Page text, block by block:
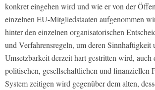
konkret eingehen wird und wie er von der
einzelnen EU-Mitgliedstaaten aufgenommen
hinter den einzelnen organisatorischen
und Verfahrensregeln, um deren Sinnhaftigkeit
Umsetzbarkeit derzeit hart gestritten wird, auch
politischen, gesellschaftlichen und finanziellen
System zeitigen wird gegenüber dem alten,